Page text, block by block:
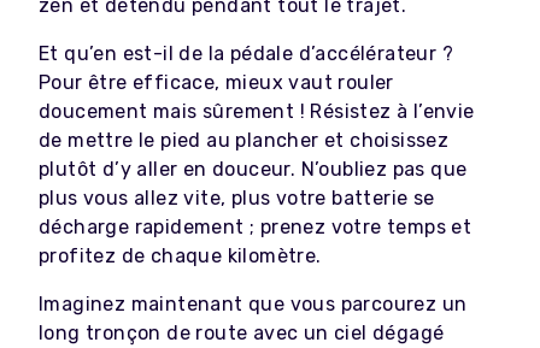
zen et détendu pendant tout le trajet.
Et qu’en est-il de la pédale d’accélérateur ?
Pour être efficace, mieux vaut rouler
doucement mais sûrement ! Résistez à l’envie
de mettre le pied au plancher et choisissez
plutôt d’y aller en douceur. N’oubliez pas que
plus vous allez vite, plus votre batterie se
décharge rapidement ; prenez votre temps et
profitez de chaque kilomètre.
Imaginez maintenant que vous parcourez un
long tronçon de route avec un ciel dégagé